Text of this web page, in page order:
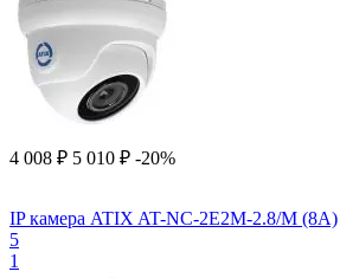
4 008 ₽ 5 010 ₽ -20%
IP камера ATIX AT-NC-2E2M-2.8/M (8A)
5
1